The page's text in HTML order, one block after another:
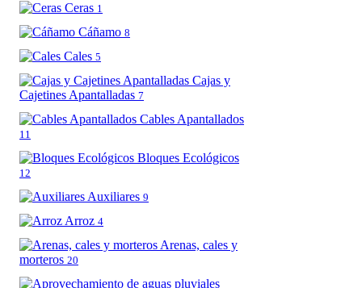
Ceras 1
Cáñamo 8
Cales 5
Cajas y
Cajetines Apantalladas 7
Cables Apantallados
11
Bloques Ecológicos
12
Auxiliares 9
Arroz 4
Arenas, cales y
morteros 20